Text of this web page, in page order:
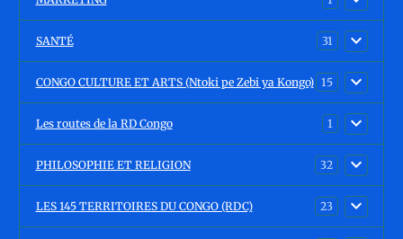
SANTÉ 31
CONGO CULTURE ET ARTS (Ntoki pe Zebi ya Kongo) 15
Les routes de la RD Congo 1
PHILOSOPHIE ET RELIGION 32
LES 145 TERRITOIRES DU CONGO (RDC) 23